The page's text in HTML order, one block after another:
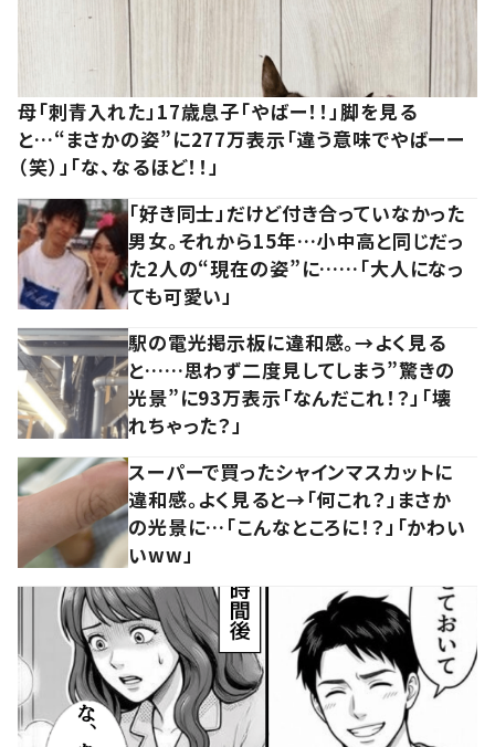
母「刺青入れた」17歳息子「やばー！！」脚を見る
と…“まさかの姿”に277万表示「違う意味でやばーー
（笑）」「な、なるほど！！」
「好き同士」だけど付き合っていなかった
男女。それから15年…小中高と同じだっ
た2人の“現在の姿”に……「大人になっ
ても可愛い」
駅の電光掲示板に違和感。→よく見る
と……思わず二度見してしまう”驚きの
光景”に93万表示「なんだこれ！？」「壊
れちゃった？」
スーパーで買ったシャインマスカットに
違和感。よく見ると→「何これ？」まさか
の光景に…「こんなところに！？」「かわい
いww」